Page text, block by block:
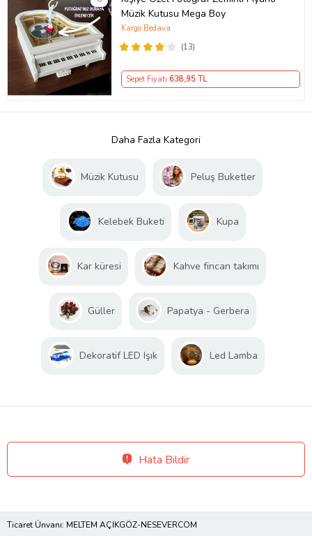
Müzik Kutusu Mega Boy
(13)
Kargo Bedava
Sepet Fiyatı 638,95 TL
Daha Fazla Kategori
Müzik Kutusu Peluş Buketler
Kelebek Buketi Kupa
Kar küresi Kahve fincan takımı
Güller Papatya - Gerbera
Dekoratif LED Işık Led Lamba
Hata Bildir
Ticaret Ünvanı: MELTEM AÇIKGÖZ-NESEVERCOM